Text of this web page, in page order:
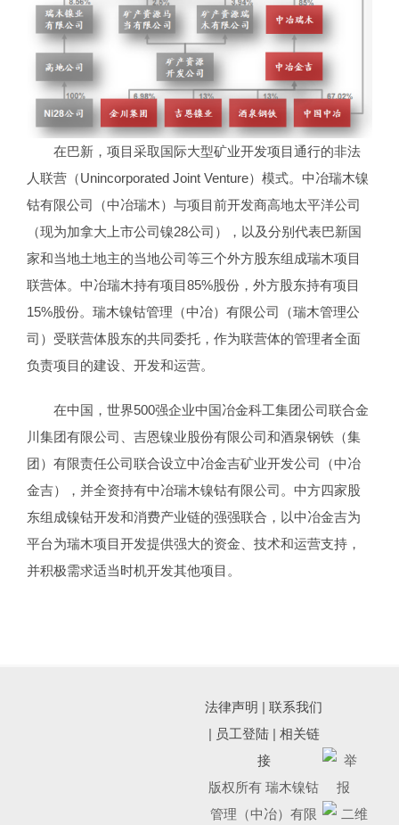
在巴新，项目采取国际大型矿业开发项目通行的非法
人联营（Unincorporated Joint Venture）模式。中冶瑞木镍
钴有限公司（中冶瑞木）与项目前开发商高地太平洋公司
（现为加拿大上市公司镍28公司），以及分别代表巴新国
家和当地土地主的当地公司等三个外方股东组成瑞木项目
联营体。中冶瑞木持有项目85%股份，外方股东持有项目
15%股份。瑞木镍钴管理（中冶）有限公司（瑞木管理公
司）受联营体股东的共同委托，作为联营体的管理者全面
负责项目的建设、开发和运营。
在中国，世界500强企业中国冶金科工集团公司联合金
川集团有限公司、吉恩镍业股份有限公司和酒泉钢铁（集
团）有限责任公司联合设立中冶金吉矿业开发公司（中冶
金吉），并全资持有中冶瑞木镍钴有限公司。中方四家股
东组成镍钴开发和消费产业链的强强联合，以中冶金吉为
平台为瑞木项目开发提供强大的资金、技术和运营支持，
并积极需求适当时机开发其他项目。
法律声明 |联系我们
| 员工登陆| 相关链
接
版权所有 瑞木镍钴
管理（中冶）有限